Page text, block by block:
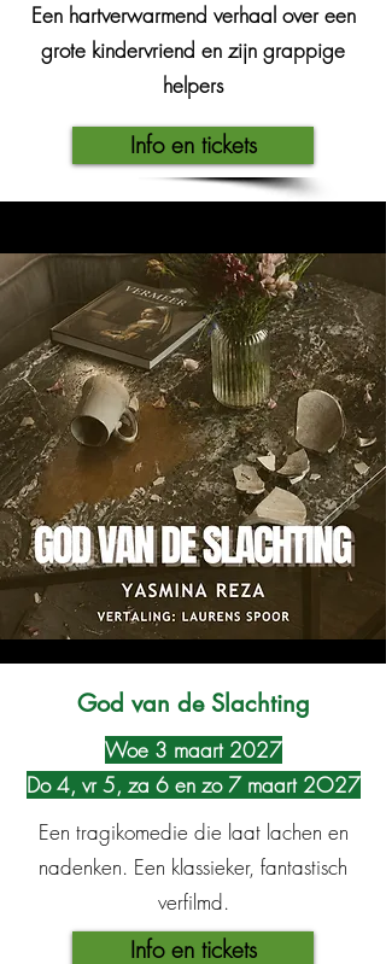
Een hartverwarmend verhaal over een
grote kindervriend en zijn grappige
helpers
Info en tickets
God van de Slachting
Woe 3 maart 2027
Do 4, vr 5, za 6 en zo 7 maart 2O27
Een tragikomedie die laat lachen en
nadenken. Een klassieker, fantastisch
verfilmd.
Info en tickets